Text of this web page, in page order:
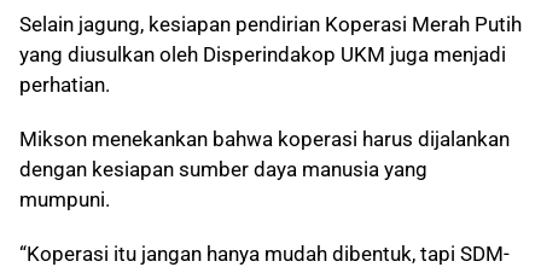
Selain jagung, kesiapan pendirian Koperasi Merah Putih
yang diusulkan oleh Disperindakop UKM juga menjadi
perhatian.
Mikson menekankan bahwa koperasi harus dijalankan
dengan kesiapan sumber daya manusia yang
mumpuni.
“Koperasi itu jangan hanya mudah dibentuk, tapi SDM-